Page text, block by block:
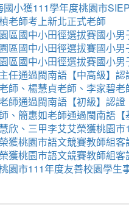
小獲111學年度桃園市
老師考上新北正式老師
區國中小田徑選拔賽國小
區國中小田徑選拔賽國小
區國中小田徑選拔賽國小
任通過閩南語【中高級】認
師、楊慧貞老師、李家碧
師通過閩南語【初級】認證
、簡惠如老師通過閩南語
欣、三甲李艾艾榮獲桃園
獲桃園市語文競賽教師組
獲桃園市語文競賽教師組
園市111年度友善校園學生